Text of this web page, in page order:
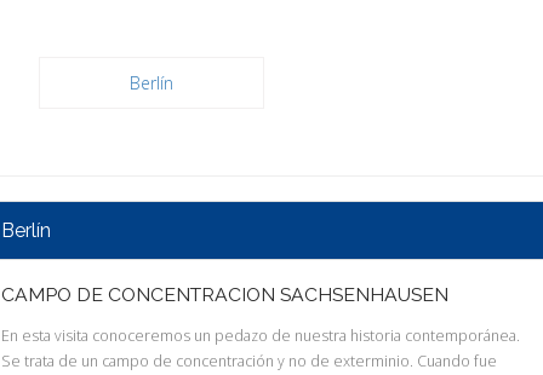
Berlín
Berlín
CAMPO DE CONCENTRACION SACHSENHAUSEN
En esta visita conoceremos un pedazo de nuestra historia contemporánea.
Se trata de un campo de concentración y no de exterminio. Cuando fue